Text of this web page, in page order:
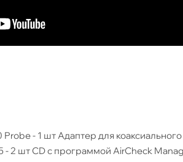
- 1 шт Адаптер для
AirCheck Manager - 1 шт Тестовый шнур с